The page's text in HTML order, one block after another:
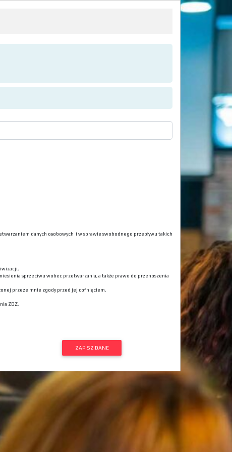
danych osobowych i w sprawie swobodnego przepływu takich
sprzeciwu wobec przetwarzania, a także prawo do przenoszenia
przeze mnie zgody przed jej cofnięciem,
ZDZ,
ZAPISZ DANE